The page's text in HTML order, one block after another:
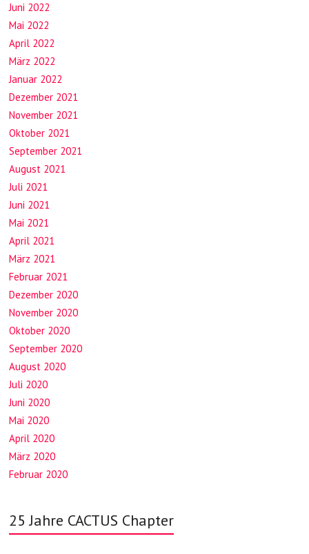
Juni 2022
Mai 2022
April 2022
März 2022
Januar 2022
Dezember 2021
November 2021
Oktober 2021
September 2021
August 2021
Juli 2021
Juni 2021
Mai 2021
April 2021
März 2021
Februar 2021
Dezember 2020
November 2020
Oktober 2020
September 2020
August 2020
Juli 2020
Juni 2020
Mai 2020
April 2020
März 2020
Februar 2020
25 Jahre CACTUS Chapter